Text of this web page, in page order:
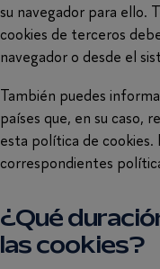
su navegador para ello.
cookies de terceros
navegador o desde el
También puedes
países que, en su caso,
esta política de cookies.
correspondientes
¿Qué
las cookies?